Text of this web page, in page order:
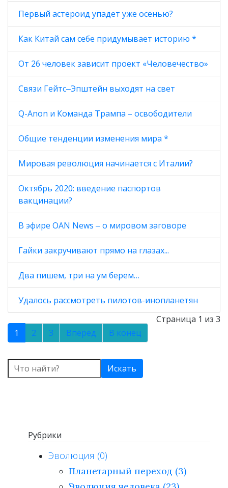
Первый астероид упадет уже осенью?
Как Китай сам себе придумывает историю *
От 26 человек зависит проект «Человечество»
Связи Гейтс‒Эпштейн выходят на свет
Q-Anon и Команда Трампа – освободители
Общие тенденции изменения мира *
Мировая революция начинается с Италии?
Октябрь 2020: введение паспортов
вакцинации?
В эфире OAN News ‒ о мировом заговоре
Гайки закручивают прямо на глазах...
Два пишем, три на ум берем…
Удалось рассмотреть пилотов-инопланетян
1 2 3 Вперед В конец
Страница 1 из 3
Искать
Рубрики
Эволюция (0)
Планетарный переход (3)